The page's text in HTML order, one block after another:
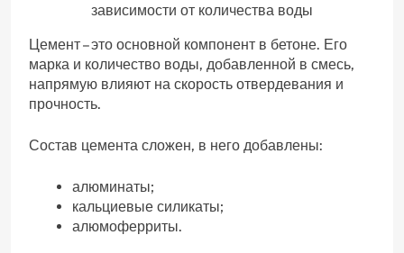
зависимости от количества воды
Цемент – это основной компонент в бетоне. Его
марка и количество воды, добавленной в смесь,
напрямую влияют на скорость отвердевания и
прочность.
Состав цемента сложен, в него добавлены:
алюминаты;
кальциевые силикаты;
алюмоферриты.